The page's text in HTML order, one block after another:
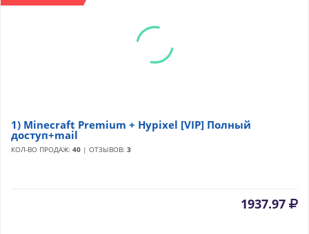
1) Minecraft Premium + Hypixel [VIP] Полный
доступ+mail
КОЛ-ВО ПРОДАЖ: 40 | ОТЗЫВОВ: 3
1937.97